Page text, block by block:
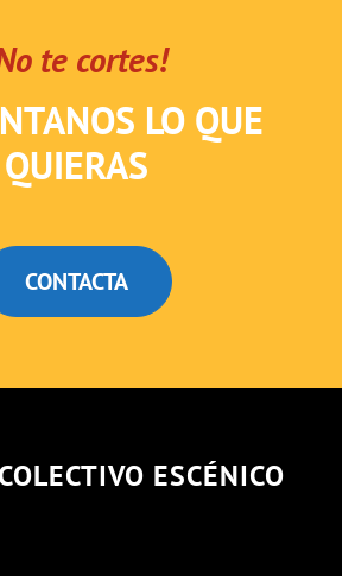
te cortes!
LO QUE
QUIERAS
CONTACTA
ESCÉNICO